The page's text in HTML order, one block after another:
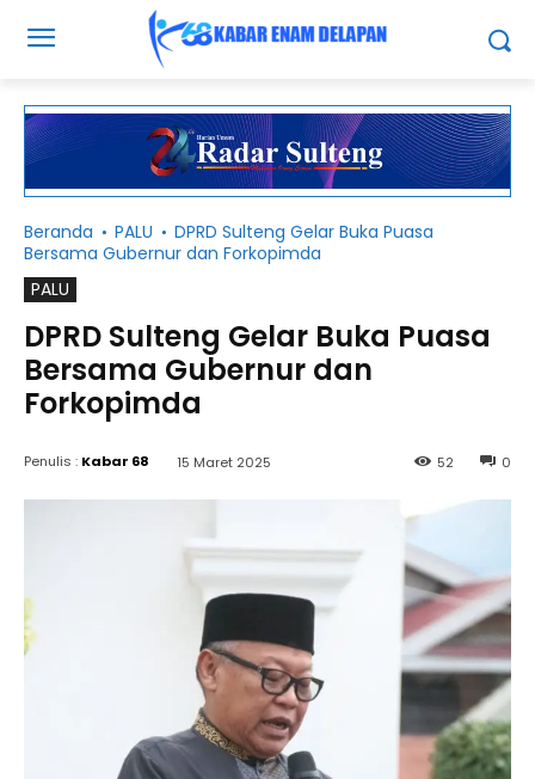
Beranda PALU
DPRD Sulteng Gelar Buka Puasa
Bersama Gubernur dan Forkopimda
PALU
DPRD Sulteng Gelar Buka Puasa
Bersama Gubernur dan
Forkopimda
Penulis : Kabar 68 15 Maret 2025 0
52